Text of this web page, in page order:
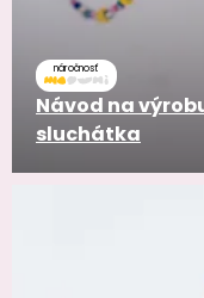
náročnosť
Návod na
sluchátka